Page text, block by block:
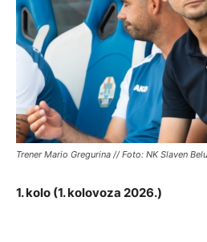
Trener Mario Gregurina // Foto: NK Slaven
1. kolo (1. kolovoza 2026.)